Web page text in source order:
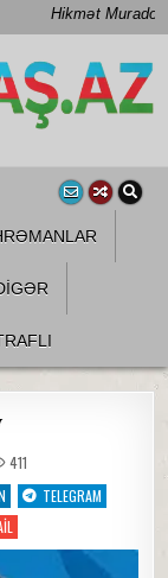
Hikmət Muradov
411
TELEGRAM